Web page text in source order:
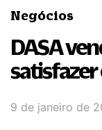
Negócios
DASA
satisfazer
9 de janeiro de